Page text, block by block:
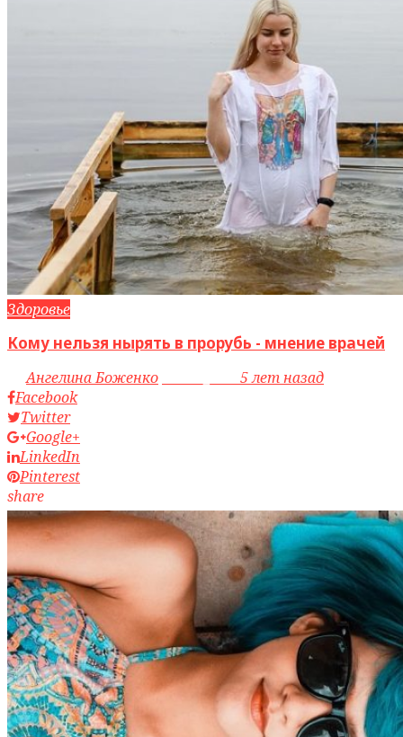
Здоровье
Кому нельзя нырять в прорубь - мнение врачей
byАнгелина Боженко
5 лет назад
Facebook
Twitter
Google+
LinkedIn
Pinterest
share